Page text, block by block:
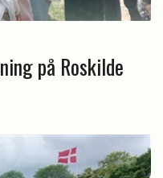
på Roskilde